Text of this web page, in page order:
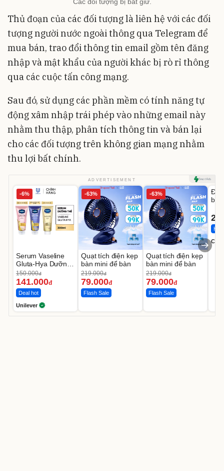
Thủ đoạn của các đối tượng là liên hệ với các đối
tượng người nước ngoài thông qua Telegram để
mua bán, trao đổi thông tin email gồm tên đăng
nhập và mật khẩu của người khác bị rò rỉ thông
qua các cuộc tấn công mạng.
Sau đó, sử dụng các phần mềm có tính năng tự
động xâm nhập trái phép vào những email này
nhằm thu thập, phân tích thông tin và bán lại
cho các đối tượng trên không gian mạng nhằm
thu lợi bất chính.
ADVERTISEMENT
-6%
Serum Vaseline
Gluta-Hya Dưỡng
Da Sáng Mịn Sau
7 Ngày
150.000đ
141.000đ
Deal hot
Unilever
-63%
Quạt tích điện kẹp
bàn mini để bàn
219.000đ
79.000đ
Flash Sale
-63%
Quạt tích điện kẹp
bàn mini để bàn
219.000đ
79.000đ
Flash Sale
Đai
bé
Hot